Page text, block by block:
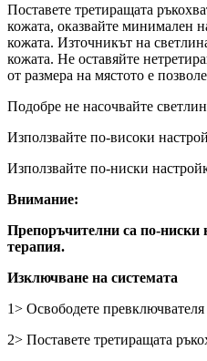
Поставете третиращата
кожата, оказвайте минимален
кожата. Източникът на
кожата. Не оставяйте
от размера на мястото е
Подобре не насочвайте
Използвайте по-високи
Използвайте по-ниски
Внимание:
Препоръчителни са по-ниски
терапия.
Изключване на системата
1> Освободете
2> Поставете третиращата